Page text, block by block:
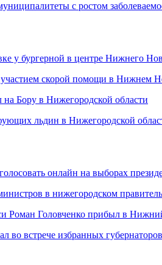
с ростом
у бургерной в центре Нижнего
скорой помощи в Нижнем
на Бору в Нижегородской области
льдин в Нижегородской
онлайн на выборах
в нижегородском
Роман Головченко прибыл в
во встрече избранных